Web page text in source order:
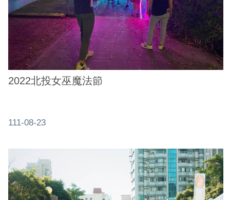
2022北投女巫魔法節
111-08-23